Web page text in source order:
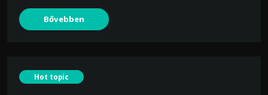
Bővebben
Hot topic